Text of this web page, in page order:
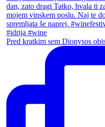
Pred kratkim sem Dionysos